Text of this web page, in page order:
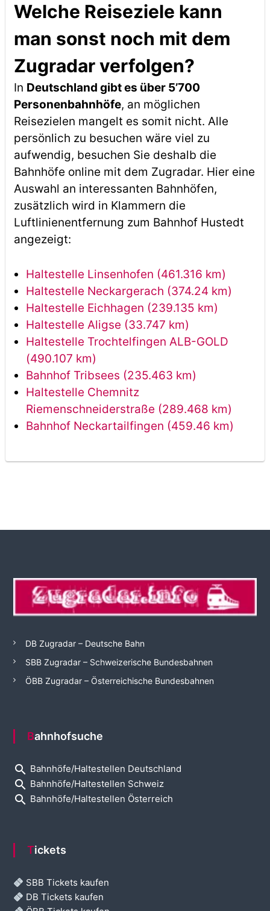
Welche Reiseziele kann
man sonst noch mit dem
Zugradar verfolgen?
In Deutschland gibt es über 5’700
Personenbahnhöfe, an möglichen
Reisezielen mangelt es somit nicht. Alle
persönlich zu besuchen wäre viel zu
aufwendig, besuchen Sie deshalb die
Bahnhöfe online mit dem Zugradar. Hier eine
Auswahl an interessanten Bahnhöfen,
zusätzlich wird in Klammern die
Luftlinienentfernung zum Bahnhof Hustedt
angezeigt:
Haltestelle Linsenhofen (461.316 km)
Haltestelle Neckargerach (374.24 km)
Haltestelle Eichhagen (239.135 km)
Haltestelle Aligse (33.747 km)
Haltestelle Trochtelfingen ALB-GOLD
(490.107 km)
Bahnhof Tribsees (235.463 km)
Haltestelle Chemnitz
Riemenschneiderstraße (289.468 km)
Bahnhof Neckartailfingen (459.46 km)
DB Zugradar – Deutsche Bahn
SBB Zugradar – Schweizerische Bundesbahnen
ÖBB Zugradar – Österreichische Bundesbahnen
Bahnhofsuche
search Bahnhöfe/Haltestellen Deutschland
search Bahnhöfe/Haltestellen Schweiz
search Bahnhöfe/Haltestellen Österreich
Tickets
SBB Tickets kaufen
DB Tickets kaufen